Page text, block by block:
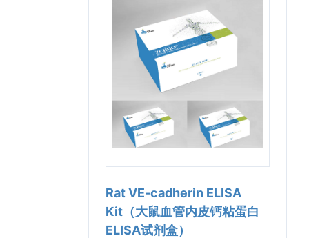
Rat VE-cadherin ELISA
Kit（大鼠血管内皮钙粘蛋白
ELISA试剂盒）